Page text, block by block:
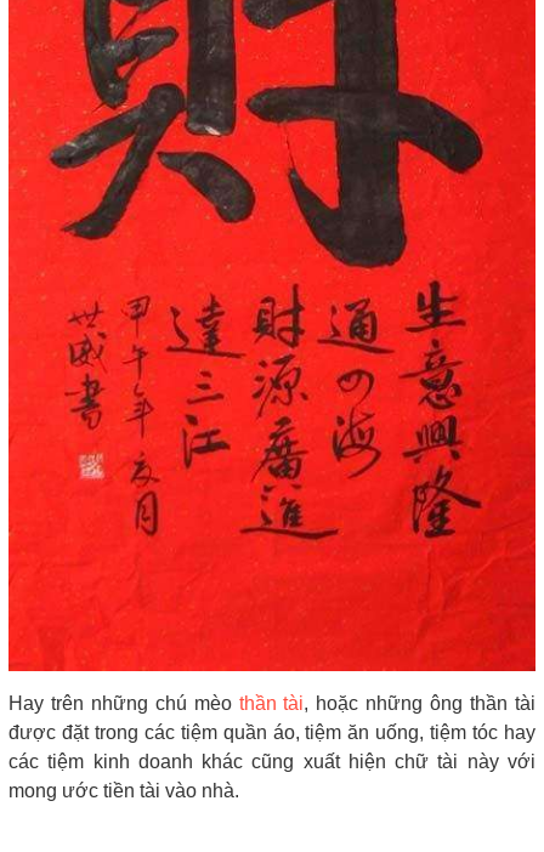
Hay trên những chú mèo thần tài, hoặc những ông thần tài
được đặt trong các tiệm quần áo, tiệm ăn uống, tiệm tóc hay
các tiệm kinh doanh khác cũng xuất hiện chữ tài này với
mong ước tiền tài vào nhà.